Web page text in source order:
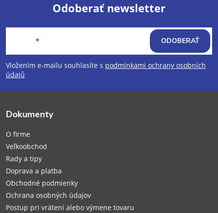
Z
á
p
e
Odoberať newsletter
Vložením e-mailu souhlasíte s podmínkami ochrany osobních
údajů
ODOBERAŤ
Dokumenty
O firme
Veľkoobchod
Rady a tipy
Doprava a platba
Obchodné podmienky
Ochrana osobných údajov
Postup pri vrátení alebo výmene tovaru